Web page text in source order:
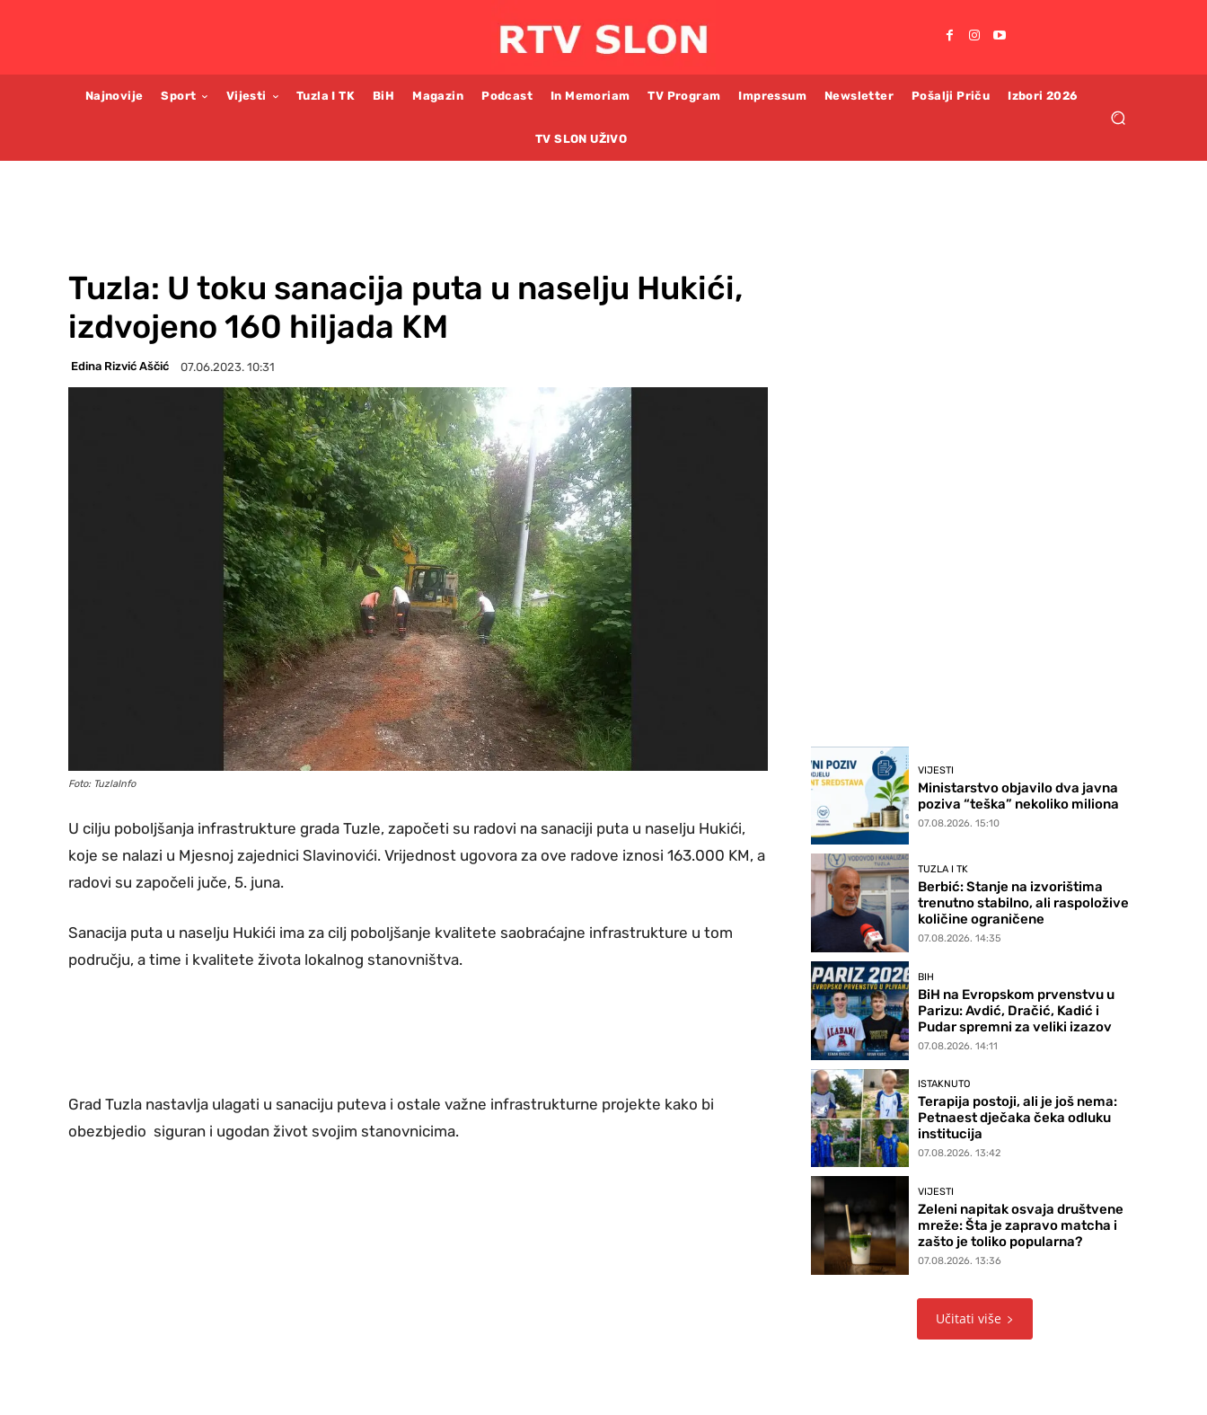
Najnovije Sport Vijesti Tuzla I TK BiH Magazin Podcast In Memoriam TV Program Impressum Newsletter Pošalji Priču Izbori 2026
TV SLON UŽIVO
Tuzla: U toku sanacija puta u naselju Hukići,
izdvojeno 160 hiljada KM
Edina Rizvić Aščić 07.06.2023. 10:31
Foto: TuzlaInfo
U cilju poboljšanja infrastrukture grada Tuzle, započeti su radovi na sanaciji puta u naselju Hukići,
koje se nalazi u Mjesnoj zajednici Slavinovići. Vrijednost ugovora za ove radove iznosi 163.000 KM, a
radovi su započeli juče, 5. juna.
Sanacija puta u naselju Hukići ima za cilj poboljšanje kvalitete saobraćajne infrastrukture u tom
području, a time i kvalitete života lokalnog stanovništva.
Grad Tuzla nastavlja ulagati u sanaciju puteva i ostale važne infrastrukturne projekte kako bi
obezbjedio siguran i ugodan život svojim stanovnicima.
VIJESTI
Ministarstvo objavilo dva javna
poziva “teška” nekoliko miliona
07.08.2026. 15:10
TUZLA I TK
Berbić: Stanje na izvorištima
trenutno stabilno, ali raspoložive
količine ograničene
07.08.2026. 14:35
BIH
BiH na Evropskom prvenstvu u
Parizu: Avdić, Dračić, Kadić i
Pudar spremni za veliki izazov
07.08.2026. 14:11
ISTAKNUTO
Terapija postoji, ali je još nema:
Petnaest dječaka čeka odluku
institucija
07.08.2026. 13:42
VIJESTI
Zeleni napitak osvaja društvene
mreže: Šta je zapravo matcha i
zašto je toliko popularna?
07.08.2026. 13:36
Učitati više